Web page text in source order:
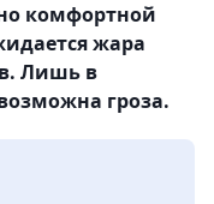
комфортной
жара
Лишь в
гроза.